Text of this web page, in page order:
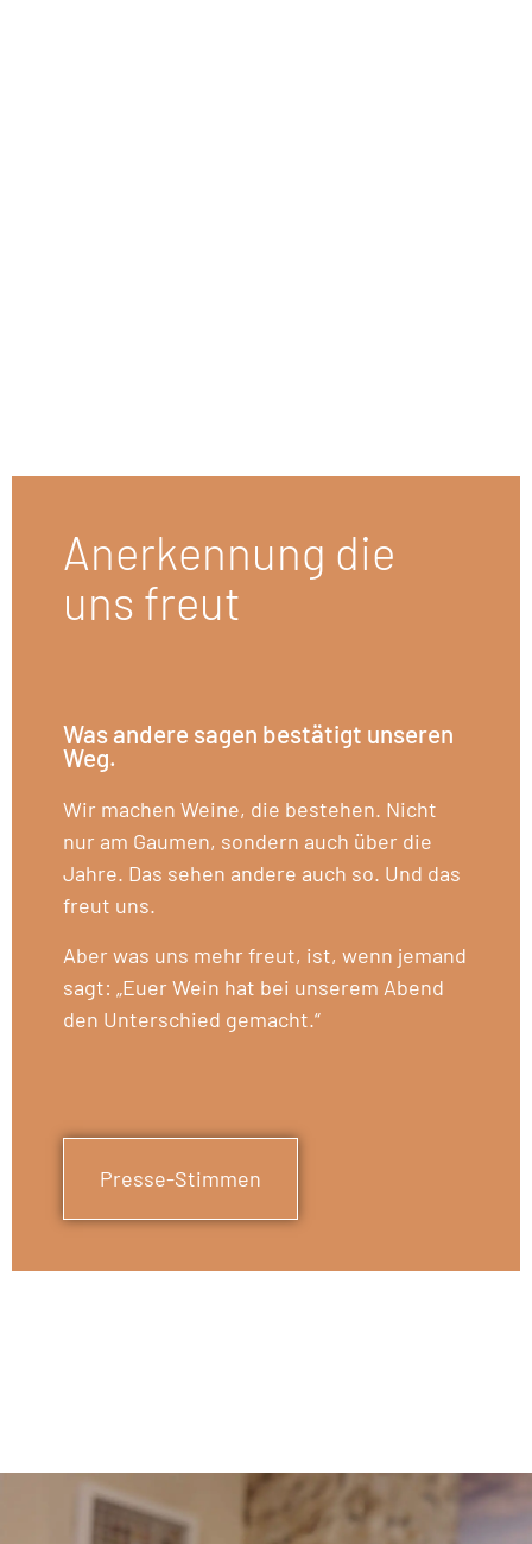
Anerkennung die
uns freut
Was andere sagen bestätigt unseren
Weg.
Wir machen Weine, die bestehen. Nicht
nur am Gaumen, sondern auch über die
Jahre. Das sehen andere auch so. Und das
freut uns.
Aber was uns mehr freut, ist, wenn jemand
sagt: „Euer Wein hat bei unserem Abend
den Unterschied gemacht.“
Presse-Stimmen